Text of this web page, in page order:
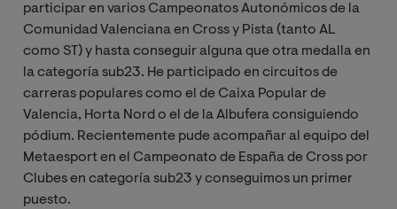
participar en varios Campeonatos Autonómicos de la
Comunidad Valenciana en Cross y Pista (tanto AL
como ST) y hasta conseguir alguna que otra medalla en
la categoría sub23. He participado en circuitos de
carreras populares como el de Caixa Popular de
Valencia, Horta Nord o el de la Albufera consiguiendo
pódium. Recientemente pude acompañar al equipo del
Metaesport en el Campeonato de España de Cross por
Clubes en categoría sub23 y conseguimos un primer
puesto.